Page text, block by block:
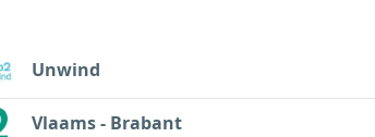
Unwind
Vlaams - Brabant